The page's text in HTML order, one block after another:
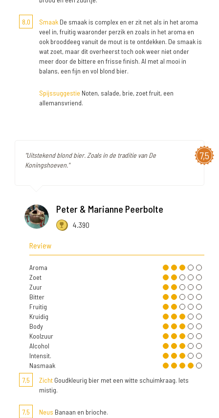
8,0 Smaak De smaak is complex en er zit net als in het aroma
veel in, fruitig waaronder perzik en zoals in het aroma en
ook brooddeeg vanuit de mout is te ontdekken. De smaak is
wat zoet, maar dit overheerst toch ook weer niet onder
meer door de bittere en frisse finish. Al met al mooi in
balans, een fijn en vol blond bier.
Spijssuggestie Noten, salade, brie, zoet fruit, een
allemansvriend.
7,5
"Uitstekend blond bier. Zoals in de traditie van De
Koningshoeven."
Peter & Marianne Peerbolte
4.390
Review
Aroma
Zoet
Zuur
Bitter
Fruitig
Kruidig
Body
Koolzuur
Alcohol
Intensit.
Nasmaak
7,5
Zicht Goudkleurig bier met een witte schuimkraag. Iets
mistig.
7,5 Neus Banaan en brioche.